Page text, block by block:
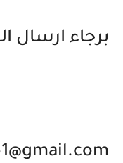
برجاء ارسال